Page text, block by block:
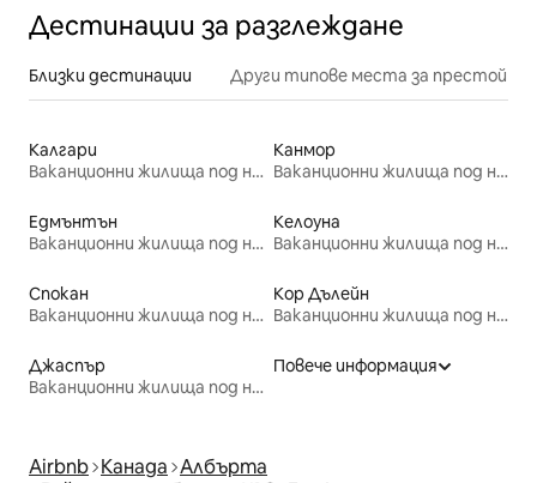
Дестинации за разглеждане
Близки дестинации Други типове места за престой
Калгари
Ваканционни жилища под наем
Канмор
Ваканционни жилища под наем
Едмънтън
Ваканционни жилища под наем
Келоуна
Ваканционни жилища под наем
Спокан
Ваканционни жилища под наем
Кор Дълейн
Ваканционни жилища под наем
Джаспър
Ваканционни жилища под наем
Повече информация
Airbnb Канада Албърта